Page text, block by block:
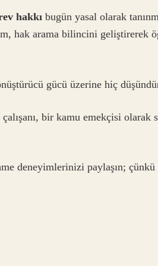
hakkı bugün yasal olarak
hak arama bilincini geliştirerek
gücü üzerine hiç
bir kamu emekçisi
deneyimlerinizi paylaşın;